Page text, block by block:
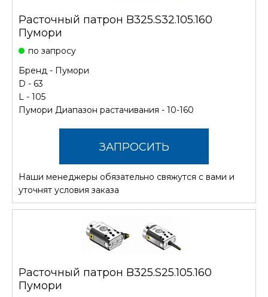
Расточный патрон B325.S32.105.160
Пумори
по запросу
Бренд - Пумори
D - 63
L - 105
Пумори Диапазон растачивания - 10-160
ЗАПРОСИТЬ
СТОИМОСТЬ
Наши менеджеры обязательно свяжутся с вами и
уточнят условия заказа
Расточный патрон B325.S25.105.160
Пумори